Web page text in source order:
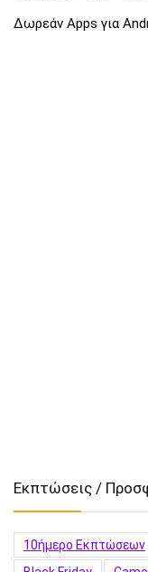
Δωρεάν Apps για
Εκπτώσεις /
10ήμερο Εκπτώσεων